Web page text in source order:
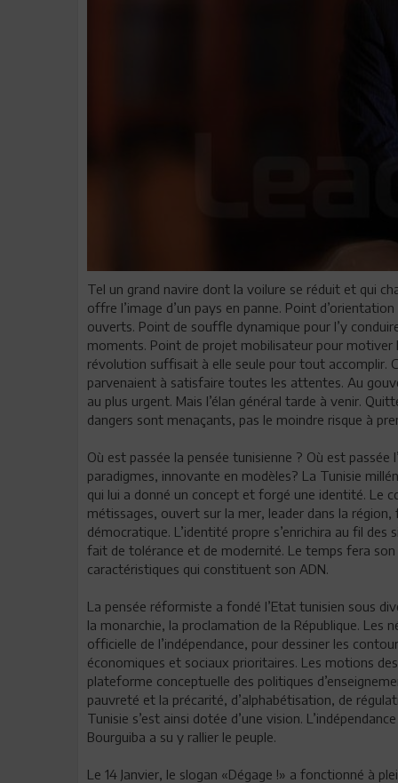
Tel un grand navire dont la voilure se réduit et qui
offre l’image d’un pays en panne. Point
ouverts. Point de souffle dynamique pour l’y
moments. Point de projet mobilisateur pour motiver
révolution suffisait à elle seule pour tout accomplir.
parvenaient à satisfaire toutes les attentes. Au
au plus urgent. Mais l’élan général tarde à venir.
dangers sont menaçants, pas le moindre risque à
Où est passée la pensée tunisienne ? Où est
paradigmes, innovante en modèles? La Tunisie
qui lui a donné un concept et forgé une identité. Le
métissages, ouvert sur la mer, leader dans la
démocratique. L’identité propre s’enrichira au fil
fait de tolérance et de modernité. Le temps fera
caractéristiques qui constituent son ADN.
La pensée réformiste a fondé l’Etat tunisien sous
la monarchie, la proclamation de la République. Les
officielle de l’indépendance, pour dessiner les
économiques et sociaux prioritaires. Les motions
plateforme conceptuelle des politiques
pauvreté et la précarité, d’alphabétisation, de
Tunisie s’est ainsi dotée d’une vision.
Bourguiba a su y rallier le peuple.
Le 14 Janvier, le slogan «Dégage !» a fonctionné à